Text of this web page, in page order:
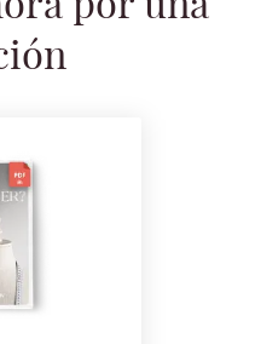
por una